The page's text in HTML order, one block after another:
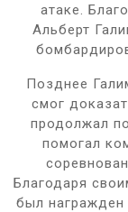
атаке.
Альберт
Позднее
смог
продолжал
помогал
Благодаря
был награжден